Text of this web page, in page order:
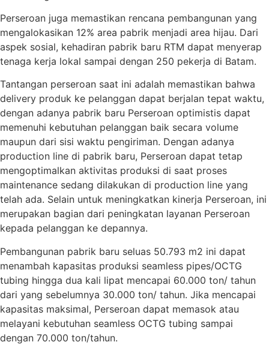
Perseroan juga memastikan rencana pembangunan yang
mengalokasikan 12% area pabrik menjadi area hijau. Dari
aspek sosial, kehadiran pabrik baru RTM dapat menyerap
tenaga kerja lokal sampai dengan 250 pekerja di Batam.
Tantangan perseroan saat ini adalah memastikan bahwa
delivery produk ke pelanggan dapat berjalan tepat waktu,
dengan adanya pabrik baru Perseroan optimistis dapat
memenuhi kebutuhan pelanggan baik secara volume
maupun dari sisi waktu pengiriman. Dengan adanya
production line di pabrik baru, Perseroan dapat tetap
mengoptimalkan aktivitas produksi di saat proses
maintenance sedang dilakukan di production line yang
telah ada. Selain untuk meningkatkan kinerja Perseroan, ini
merupakan bagian dari peningkatan layanan Perseroan
kepada pelanggan ke depannya.
Pembangunan pabrik baru seluas 50.793 m2 ini dapat
menambah kapasitas produksi seamless pipes/OCTG
tubing hingga dua kali lipat mencapai 60.000 ton/ tahun
dari yang sebelumnya 30.000 ton/ tahun. Jika mencapai
kapasitas maksimal, Perseroan dapat memasok atau
melayani kebutuhan seamless OCTG tubing sampai
dengan 70.000 ton/tahun.